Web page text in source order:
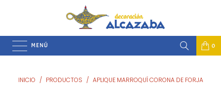
MENÚ 0
INICIO / PRODUCTOS / APLIQUE MARROQUÍ CORONA DE FORJA